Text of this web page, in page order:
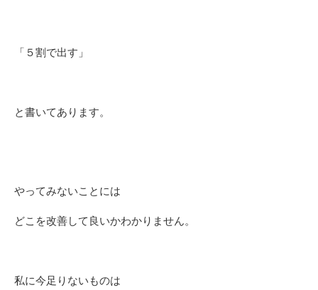
「５割で出す」
と書いてあります。
やってみないことには
どこを改善して良いかわかりません。
私に今足りないものは